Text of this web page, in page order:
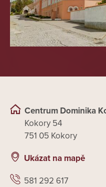
Centrum Dominika
Kokory 54
751 05 Kokory
Ukázat na mapě
581 292 617